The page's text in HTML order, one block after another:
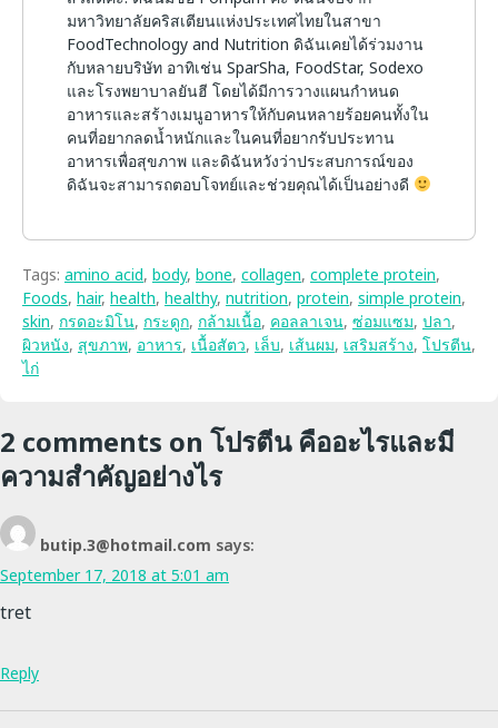
มหาวิทยาลัยคริสเตียนแห่งประเทศไทยในสาขา
FoodTechnology and Nutrition ดิฉันเคยได้ร่วมงาน
กับหลายบริษัท อาทิเช่น SparSha, FoodStar, Sodexo
และโรงพยาบาลยันฮี โดยได้มีการวางแผนกำหนด
อาหารและสร้างเมนูอาหารให้กับคนหลายร้อยคนทั้งใน
คนที่อยากลดน้ำหนักและในคนที่อยากรับประทาน
อาหารเพื่อสุขภาพ และดิฉันหวังว่าประสบการณ์ของ
ดิฉันจะสามารถตอบโจทย์และช่วยคุณได้เป็นอย่างดี
Tags: amino acid, body, bone, collagen, complete protein,
Foods, hair, health, healthy, nutrition, protein, simple protein,
skin, กรดอะมิโน, กระดูก, กล้ามเนื้อ, คอลลาเจน, ซ่อมแซม, ปลา,
ผิวหนัง, สุขภาพ, อาหาร, เนื้อสัตว, เล็บ, เส้นผม, เสริมสร้าง, โปรตีน,
ไก่
2 comments on โปรตีน คืออะไรและมี
ความสำคัญอย่างไร
butip.3@hotmail.com says:
September 17, 2018 at 5:01 am
tret
Reply